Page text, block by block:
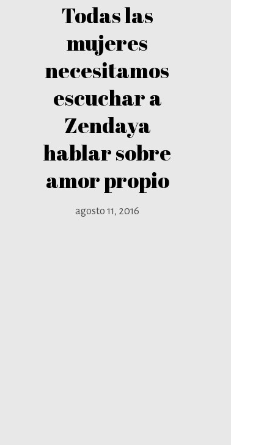
Todas las
mujeres
necesitamos
escuchar a
Zendaya
hablar sobre
amor propio
agosto 11, 2016